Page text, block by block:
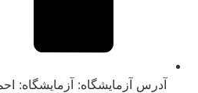
آدرس آزمایشگاه: آزمایشگاه: